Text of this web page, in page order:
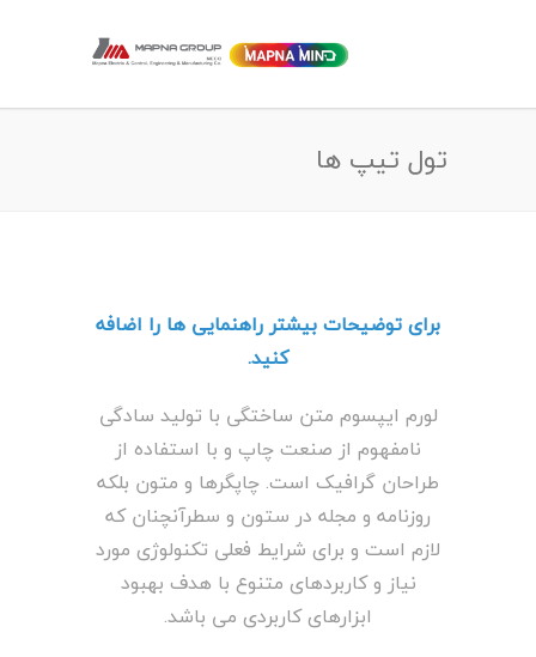
تول تیپ ها
برای توضیحات بیشتر راهنمایی ها را اضافه
کنید.
لورم ایپسوم متن ساختگی با تولید سادگی
نامفهوم از صنعت چاپ و با استفاده از
طراحان گرافیک است. چاپگرها و متون بلکه
روزنامه و مجله در ستون و سطرآنچنان که
لازم است و برای شرایط فعلی تکنولوژی مورد
نیاز و کاربردهای متنوع با هدف بهبود
ابزارهای کاربردی می باشد.